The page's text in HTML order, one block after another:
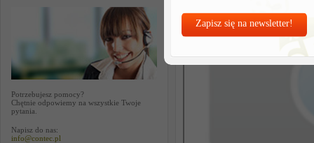
Zapisz się na newsletter!
Potrzebujesz pomocy?
Chętnie odpowiemy na wszystkie Twoje
pytania.
Napisz do nas:
info@contec.pl